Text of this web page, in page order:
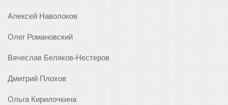
Алексей Наволоков
Олег Романовский
Вячеслав Беляков-Нестеров
Дмитрий Плохов
Ольга Кирилочкина